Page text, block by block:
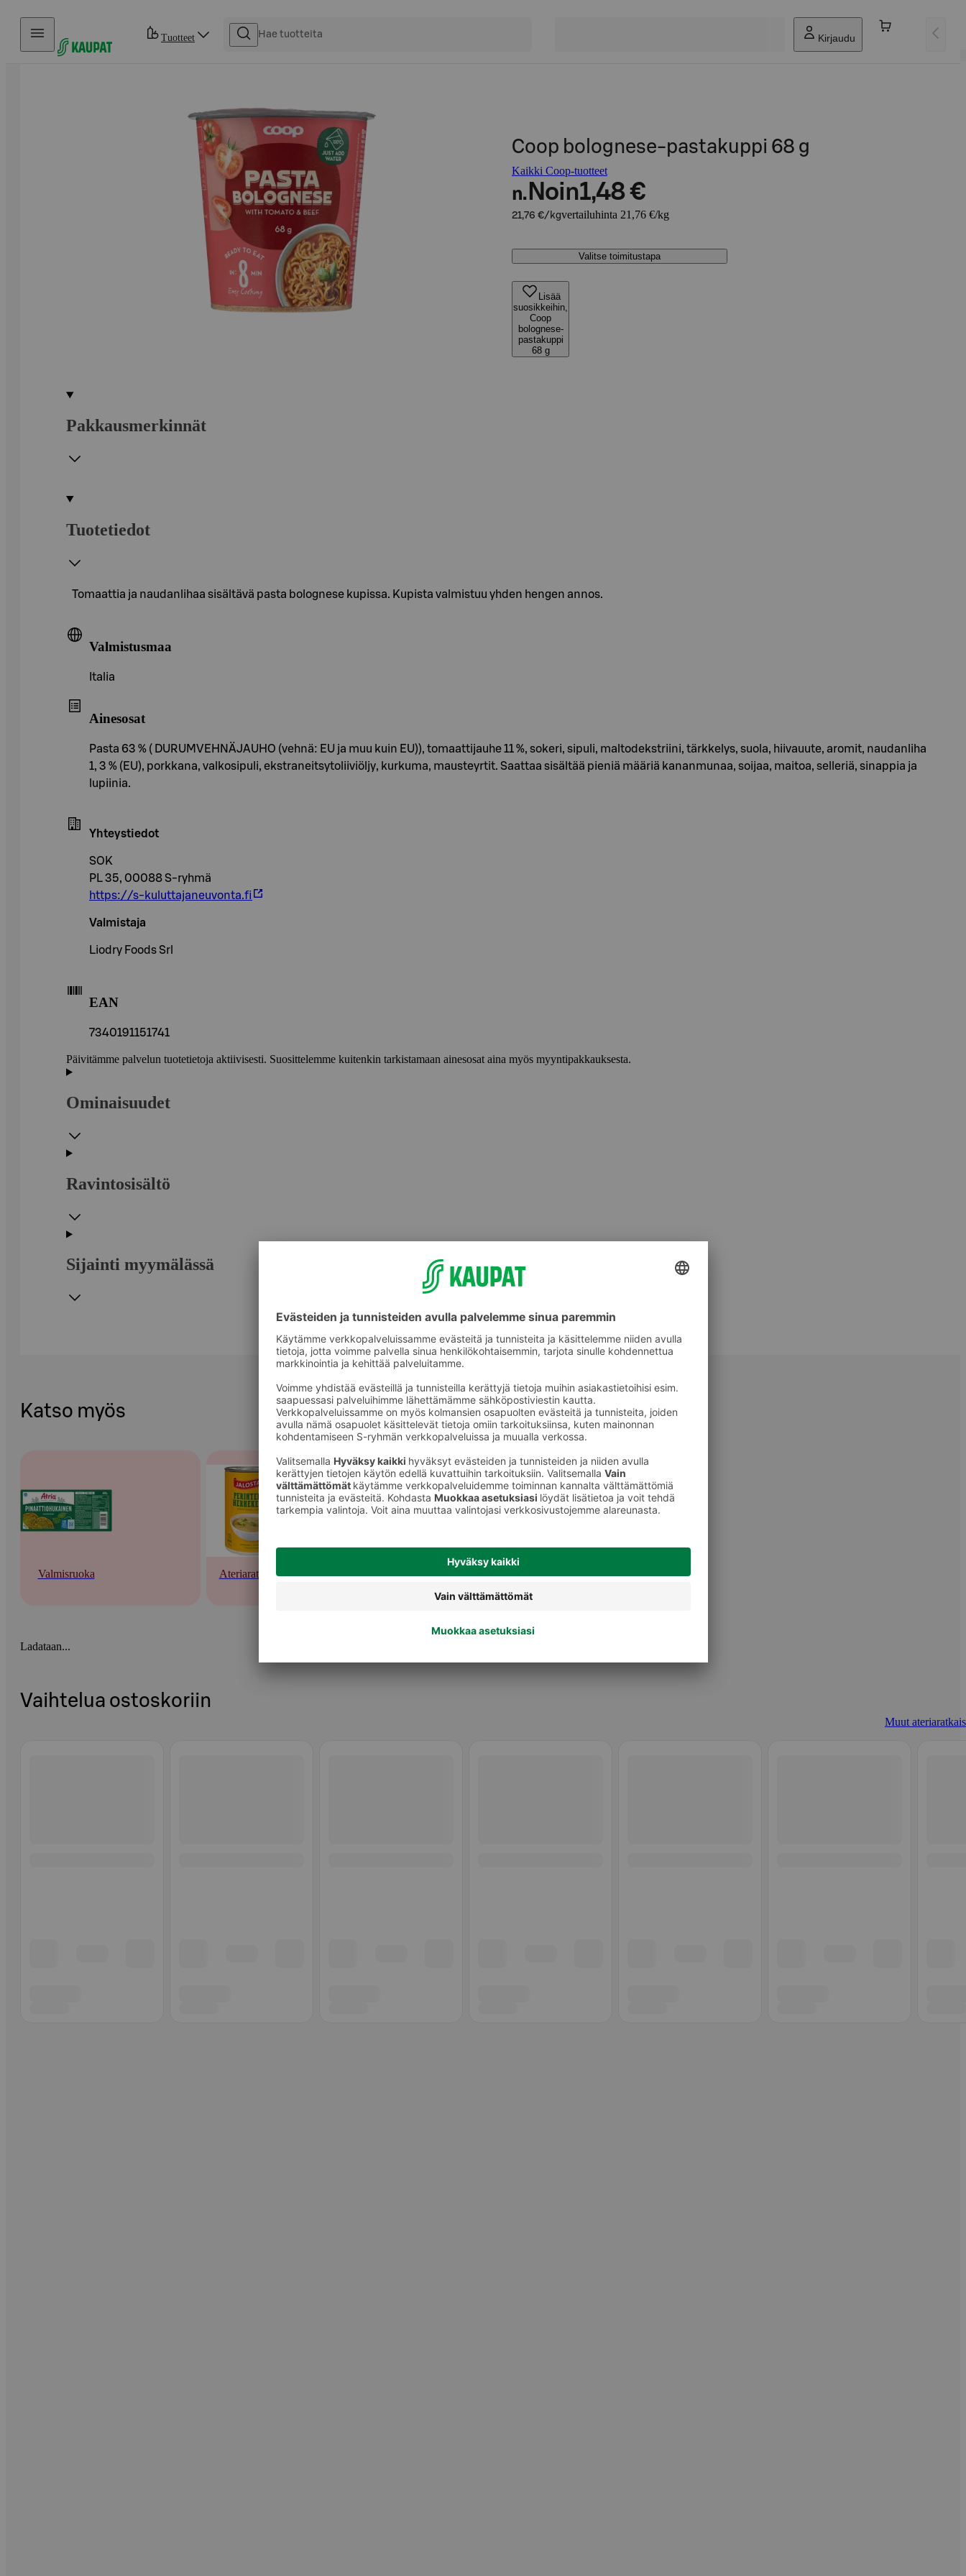
Hyppää sisältöön
Tuotteet Kirjaudu
Coop bolognese-pastakuppi 68 g
Kaikki Coop-tuotteet
n. Noin1,48 €
21,76 €/kgvertailuhinta 21,76 €/kg
Valitse toimitustapa
Lisää
suosikkeihin,
Coop
bolognese-
pastakuppi
68 g
Pakkausmerkinnät
Tuotetiedot
Tomaattia ja naudanlihaa sisältävä pasta bolognese kupissa. Kupista valmistuu yhden hengen annos.
Valmistusmaa
Italia
Ainesosat
Pasta 63 % ( DURUMVEHNÄJAUHO (vehnä: EU ja muu kuin EU)), tomaattijauhe 11 %, sokeri, sipuli, maltodekstriini, tärkkelys, suola, hiivauute, aromit, naudanliha
1, 3 % (EU), porkkana, valkosipuli, ekstraneitsytoliiviöljy, kurkuma, mausteyrtit. Saattaa sisältää pieniä määriä kananmunaa, soijaa, maitoa, selleriä, sinappia ja
lupiinia.
Yhteystiedot
SOK
PL 35, 00088 S-ryhmä
https://s-kuluttajaneuvonta.fi
Valmistaja
Liodry Foods Srl
EAN
7340191151741
Päivitämme palvelun tuotetietoja aktiivisesti. Suosittelemme kuitenkin tarkistamaan ainesosat aina myös myyntipakkauksesta.
Ominaisuudet
Ravintosisältö
Sijainti myymälässä
Katso myös
Valmisruoka Ateriaratkaisut Muut ateriaratkaisut
Ladataan...
Vaihtelua ostoskoriin
Muut